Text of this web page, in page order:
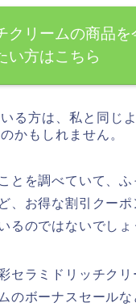
クリームの商品を
い方はこちら
る方は、私と同じ
かもしれません。
とを調べていて、ふ
、お得な割引クー
るのではないでしょ
セラミドリッチク
のボーナスセール